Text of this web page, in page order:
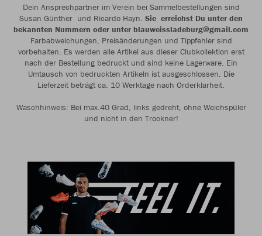
Dein Ansprechpartner im Verein bei Sammelbestellungen sind
Susan Günther und Ricardo Hayn. Sie erreichst Du unter den
bekannten Nummern oder unter blauweissladeburg@gmail.com
Farbabweichungen, Preisänderungen und Tippfehler sind
vorbehalten. Es werden alle Artikel aus dieser Clubkollektion erst
nach der Bestellung bedruckt und sind keine Lagerware. Ein
Umtausch von bedruckten Artikeln ist ausgeschlossen. Die
Lieferzeit beträgt ca. 10 Werktage nach Orderklarheit.
Waschhinweis: Bei max.40 Grad, links gedreht, ohne Weichspüler
und nicht in den Trockner!